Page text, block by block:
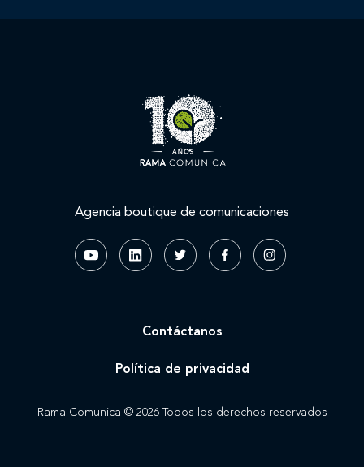
Agencia boutique de comunicaciones
Rama Comunica © 2026 Todos los derechos reservados
Contáctanos
Política de privacidad